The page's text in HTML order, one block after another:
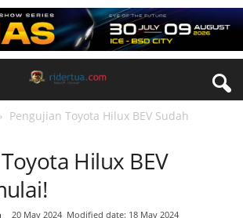
Pengujian Toyota Hilux BEV Sudah
Hilux BEV
20 May 2024 Modified date: 18 May 2024